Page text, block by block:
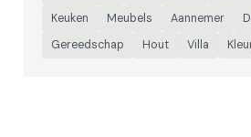
Keuken
Meubels Aannemer
Gereedschap
Hout Villa